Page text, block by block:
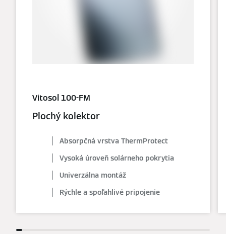
Vitosol 100-FM
Plochý kolektor
Absorpčná vrstva ThermProtect
Vysoká úroveň solárneho pokrytia
Univerzálna montáž
Rýchle a spoľahlivé pripojenie